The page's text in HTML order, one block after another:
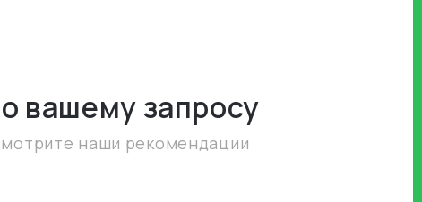
вашему запросу
наши рекомендации